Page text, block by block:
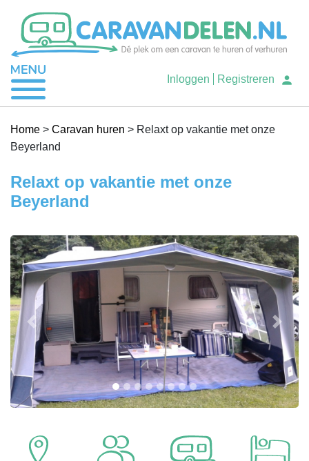
Je caravan verhuren
Inloggen Registreren
Home > Caravan huren > Relaxt op vakantie met onze
Beyerland
Relaxt op vakantie met onze
Beyerland
Previous Next